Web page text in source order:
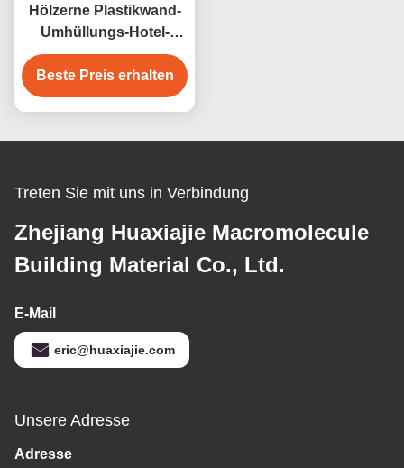
Hölzerne Plastikwand-
Umhüllungs-Hotel-
Innenwand-
Umhüllungs-Dekoration
der
WPC
Beste Preis erhalten
Treten Sie mit uns in Verbindung
Zhejiang Huaxiajie Macromolecule
Building Material Co., Ltd.
E-Mail
eric@huaxiajie.com
Unsere Adresse
Adresse